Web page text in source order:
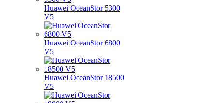
Huawei OceanStor 5300
V5
Huawei OceanStor 6800
V5
Huawei OceanStor 18500
V5